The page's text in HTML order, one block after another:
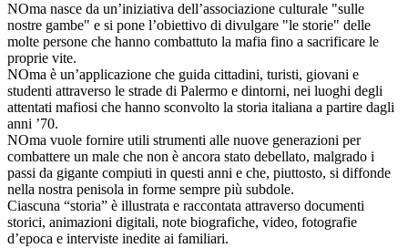
NOma nasce da un’iniziativa dell’associazione culturale "sulle
nostre gambe" e si pone l’obiettivo di divulgare "le storie" delle
molte persone che hanno combattuto la mafia fino a sacrificare le
proprie vite.
NOma è un’applicazione che guida cittadini, turisti, giovani e
studenti attraverso le strade di Palermo e dintorni, nei luoghi degli
attentati mafiosi che hanno sconvolto la storia italiana a partire dagli
anni ’70.
NOma vuole fornire utili strumenti alle nuove generazioni per
combattere un male che non è ancora stato debellato, malgrado i
passi da gigante compiuti in questi anni e che, piuttosto, si diffonde
nella nostra penisola in forme sempre più subdole.
Ciascuna “storia” è illustrata e raccontata attraverso documenti
storici, animazioni digitali, note biografiche, video, fotografie
d’epoca e interviste inedite ai familiari.